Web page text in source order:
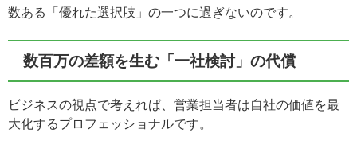
数ある「優れた選択肢」の一つに過ぎないのです。
数百万の差額を生む「一社検討」の代償
ビジネスの視点で考えれば、営業担当者は自社の価値を最
大化するプロフェッショナルです。